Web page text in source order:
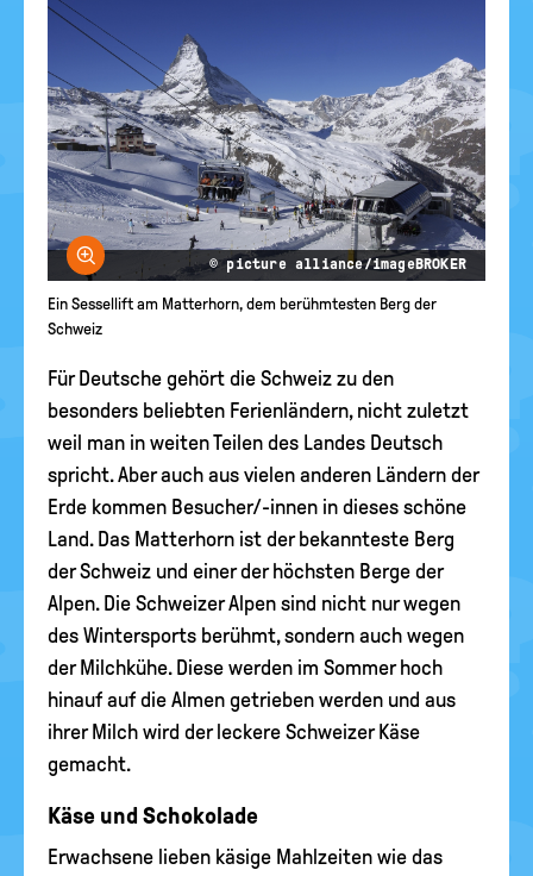
Bild vergrößern
© picture alliance/imageBROKER
Ein Sessellift am Matterhorn, dem berühmtesten Berg der
Schweiz
Für Deutsche gehört die Schweiz zu den
besonders beliebten Ferienländern, nicht zuletzt
weil man in weiten Teilen des Landes Deutsch
spricht. Aber auch aus vielen anderen Ländern der
Erde kommen Besucher/-innen in dieses schöne
Land. Das Matterhorn ist der bekannteste Berg
der Schweiz und einer der höchsten Berge der
Alpen. Die Schweizer Alpen sind nicht nur wegen
des Wintersports berühmt, sondern auch wegen
der Milchkühe. Diese werden im Sommer hoch
hinauf auf die Almen getrieben werden und aus
ihrer Milch wird der leckere Schweizer Käse
gemacht.
Käse und Schokolade
Erwachsene lieben käsige Mahlzeiten wie das